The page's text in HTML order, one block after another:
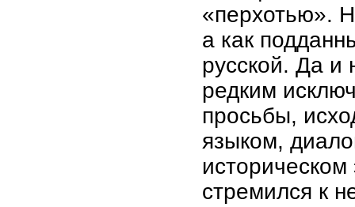
«перхотью».
а как
русской. Да и
редким
просьбы,
языком,
стремился к